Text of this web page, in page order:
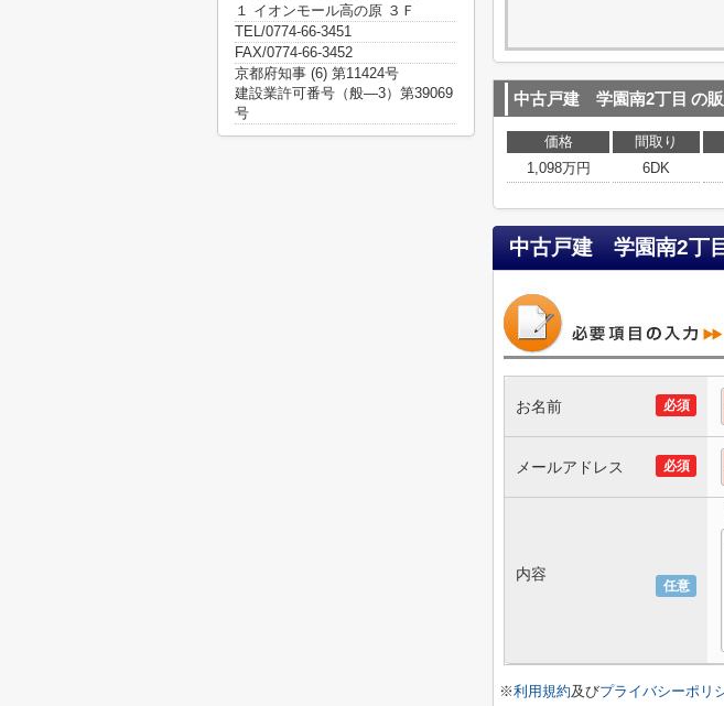
中古戸建 学園南2丁目 の
価格 間取り
1,098万円
6DK
中古戸建 学園南2丁目
必須
お名前
必須
メールアドレス
任意
内容
※利用規約及びプライバシーポリ
１ イオンモール高の原 ３Ｆ
TEL/0774-66-3451
FAX/0774-66-3452
京都府知事 (6) 第11424号
建設業許可番号（般―3）第39069
号